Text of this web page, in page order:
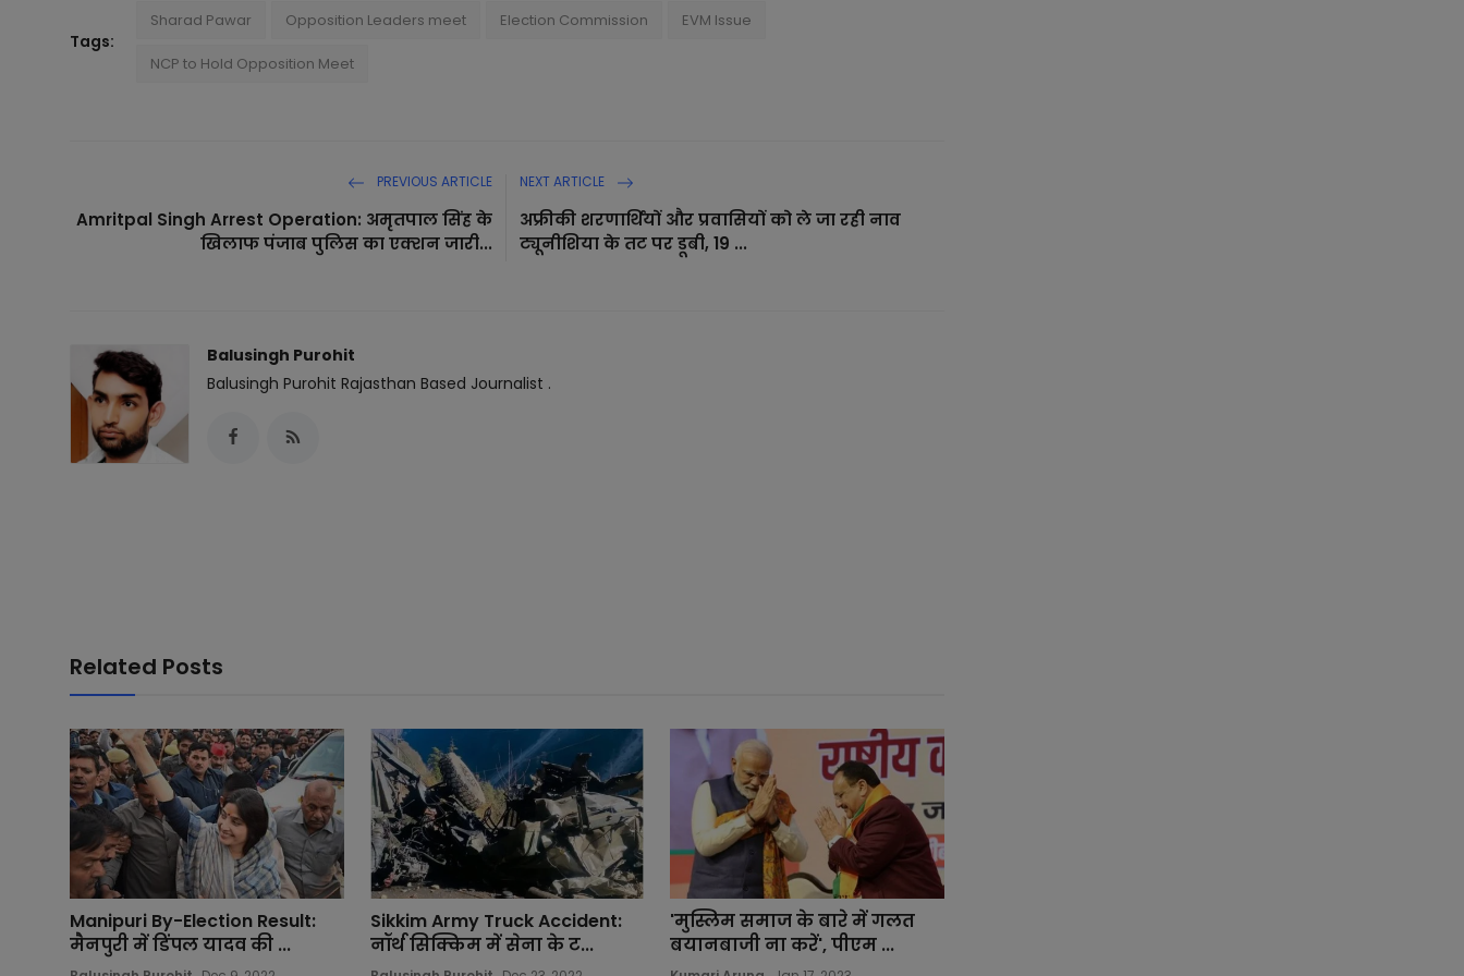
Tags:
Sharad Pawar Opposition Leaders meet Election Commission EVM Issue
NCP to Hold Opposition Meet
PREVIOUS ARTICLE
Amritpal Singh Arrest Operation: अमृतपाल सिंह के
खिलाफ पंजाब पुलिस का एक्शन जारी...
NEXT ARTICLE
अफ्रीकी शरणार्थियों और प्रवासियों को ले जा रही नाव
ट्यूनीशिया के तट पर डूबी, 19 ...
Balusingh Purohit
Balusingh Purohit Rajasthan Based Journalist .
Related Posts
Manipuri By-Election Result:
मैनपुरी में डिंपल यादव की ...
Sikkim Army Truck Accident:
नॉर्थ सिक्किम में सेना के ट...
'मुस्लिम समाज के बारे में गलत
बयानबाजी ना करें', पीएम ...